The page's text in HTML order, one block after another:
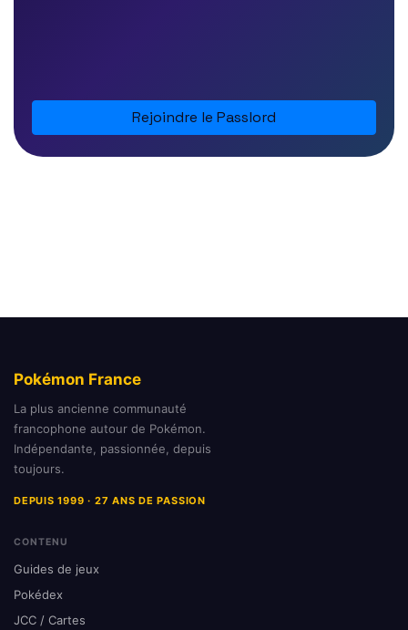
Rejoindre le Passlord
Pokémon France
La plus ancienne communauté
francophone autour de Pokémon.
Indépendante, passionnée, depuis
toujours.
DEPUIS 1999 · 27 ANS DE PASSION
CONTENU
Guides de jeux
Pokédex
JCC / Cartes